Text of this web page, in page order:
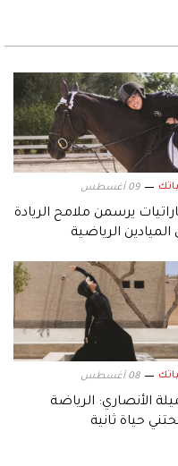
09 أغسطس
يرسمن ملامح الريادة
الميادين الرياضية
08 أغسطس
الأنصاري: الرياضة
حياة ثانية